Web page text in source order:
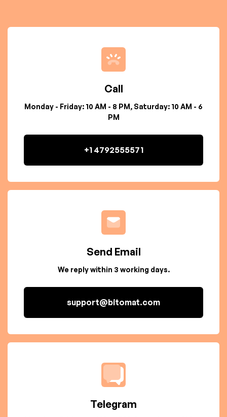
Call
Monday - Friday: 10 AM - 8 PM, Saturday: 10 AM - 6
PM
+1 4792555571
Send Email
We reply within 3 working days.
support@bitomat.com
Telegram